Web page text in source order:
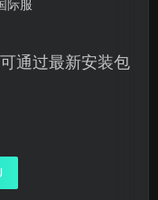
际服
通过最新安装包